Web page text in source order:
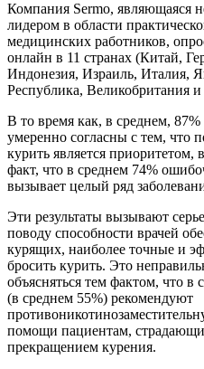
Компания Sermo, являющаяся
лидером в области
медицинских работников,
онлайн в 11 странах (Китай,
Индонезия, Израиль, Италия,
Республика, Великобритания
В то время как, в среднем,
умеренно согласны с тем, что
курить является приоритетом,
факт, что в среднем 74%
вызывает целый ряд
Эти результаты вызывают
поводу способности врачей
курящих, наиболее точные и
бросить курить. Это
объясняться тем фактом, что
(в среднем 55%) рекомендуют
помощи пациентам,
прекращением курения.